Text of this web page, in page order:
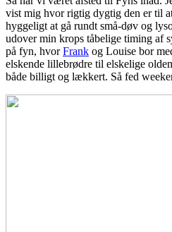
vist mig hvor rigtig dygtig den er til
hyggeligt at gå rundt små-døv og
udover min krops tåbelige timing af
på fyn, hvorFrank og Louise bor
elskende lillebrødre til elskelige
både billigt og lækkert. Så fed